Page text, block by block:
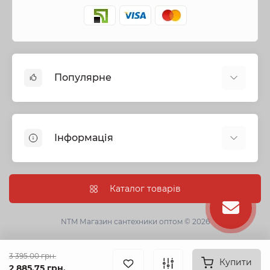
3 395.00 грн.
Купити
Популярне
Запірна арматура
Труби та фітинги
Насосне обладнання
Фільтри для питної води
Інформація
Інформація про доставку
Про нас
Умови угоди
Гарантії
Оптові замовлення
Каталог товарів
NTM Магазин сантехники оптом © 2026